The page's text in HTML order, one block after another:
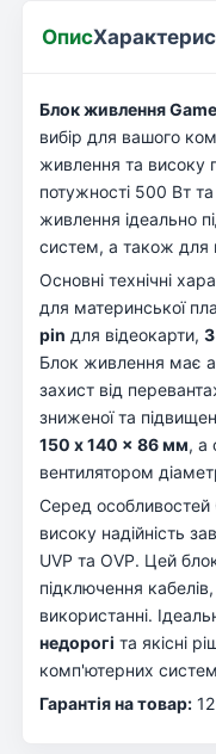
Опис
Блок живлення
вибір для вашого
живлення та високу
потужності 500 Вт
живлення ідеально
систем, а також для
Основні технічні
для материнської
pin для відеокарти,
Блок живлення має
захист від
зниженої та
150 x 140 x 86 мм, а
вентилятором
Серед особливостей
високу надійність
UVP та OVP. Цей
підключення
використанні.
недорогі та якісні
комп'ютерних
Гарантія на товар: